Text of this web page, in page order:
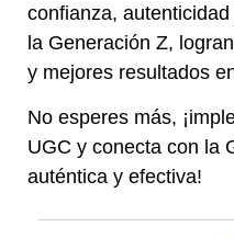
confianza,
la Generación Z,
y mejores resultados
No esperes más,
UGC y conecta con la
auténtica y efectiva!